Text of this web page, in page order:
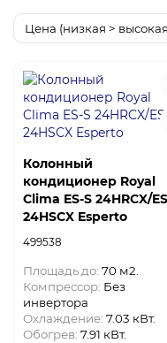
Колонный
кондиционер Royal
Clima ES-S 24HRCX/
24HSCX Esperto
499538
Площадь до: 70 м2.
Компрессор: Без
инвертора
Охлаждение: 7.03 кВт.
Обогрев: 7.91 кВт.